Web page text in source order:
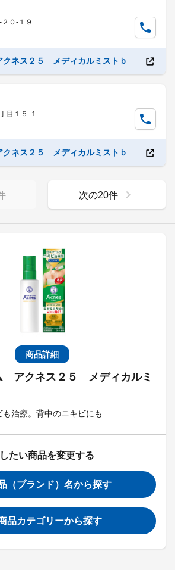
商品詳細
アクネス２５ メディカルミ
も治療。背中のニキビにも
たい商品を変更する
（ブランド）名から探す
品カテゴリーから探す
０-１９
ネス２５ メディカルミストｂ
目１５-１
ネス２５ メディカルミストｂ
次の20件